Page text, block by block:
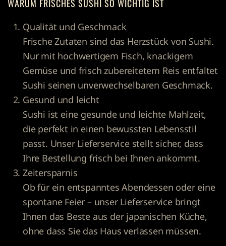
WARUM FRISCHES SUSHI SO WICHTIG IST
Qualität und Geschmack
Frische Zutaten sind das Herzstück von Sushi.
Nur mit hochwertigem Fisch, knackigem
Gemüse und frisch zubereitetem Reis entfaltet
Sushi seinen unverwechselbaren Geschmack.
Gesund und leicht
Sushi ist eine gesunde und leichte Mahlzeit,
die perfekt in einen bewussten Lebensstil
passt. Unser Lieferservice stellt sicher, dass
Ihre Bestellung frisch bei Ihnen ankommt.
Zeitersparnis
Ob für ein entspanntes Abendessen oder eine
spontane Feier – unser Lieferservice bringt
Ihnen das Beste aus der japanischen Küche,
ohne dass Sie das Haus verlassen müssen.